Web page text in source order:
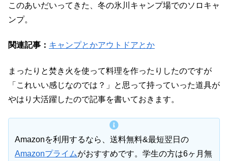
このあいだいってきた、冬の氷川キャンプ場でのソロキャ
ンプ。
関連記事： キャンプとかアウトドアとか
まったりと焚き火を使って料理を作ったりしたのですが
「これいい感じなのでは？」と思って持っていった道具が
やはり大活躍したので記事を書いておきます。
Amazonを利用するなら、送料無料&最短翌日の
Amazonプライムがおすすめです。学生の方は6ヶ月無